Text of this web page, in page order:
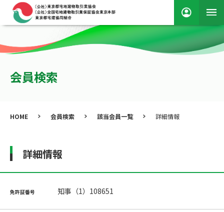
会員検索
HOME 会員検索 該当会員一覧 詳細情報
詳細情報
免許証番号 知事（1）108651